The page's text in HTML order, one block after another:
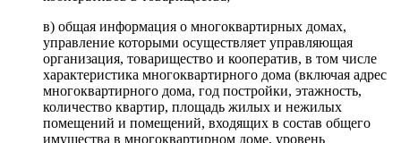
в) общая информация о многоквартирных домах,
управление которыми осуществляет управляющая
организация, товарищество и кооператив, в том числе
характеристика многоквартирного дома (включая адрес
многоквартирного дома, год постройки, этажность,
количество квартир, площадь жилых и нежилых
помещений и помещений, входящих в состав общего
имущества в многоквартирном доме, уровень